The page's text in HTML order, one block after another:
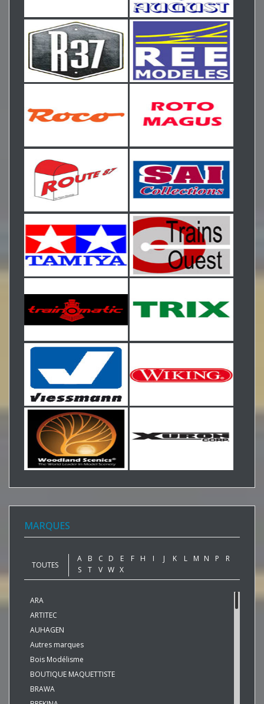
MARQUES
TOUTES
A B C D E F H I J K L M N P
R
S
T V W X
ARA
ARTITEC
AUHAGEN
Autres marques
Bois Modélisme
BOUTIQUE MAQUETTISTE
BRAWA